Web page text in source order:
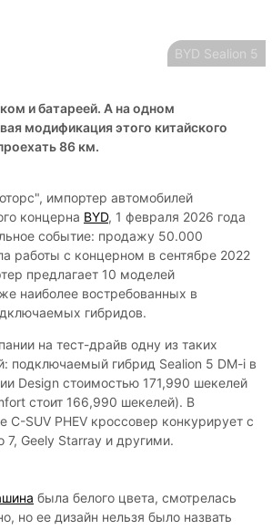
BYD Sealion 5
и батареей. А на одном
модификация этого китайского
86 км.
импортер автомобилей
концерна BYD, 1 февраля 2026 года
событие: продажу 50.000
работы с концерном в сентябре 2022
предлагает 10 моделей
наиболее востребованных в
гибридов.
на тест-драйв одну из таких
подключаемый гибрид Sealion 5 DM-i в
Design стоимостью 171,990 шекелей
стоит 166,990 шекелей). В
C-SUV PHEV кроссовер конкурирует с
7, Geely Starray и другими.
была белого цвета, смотрелась
но ее дизайн нельзя было назвать